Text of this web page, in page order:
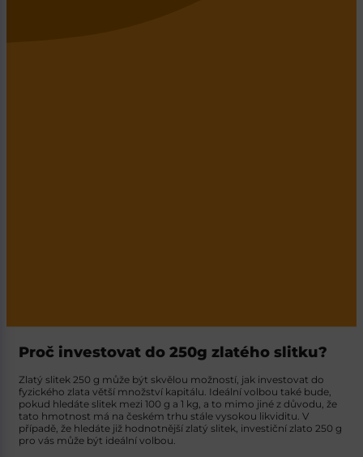
Proč investovat do 250g zlatého slitku?
Zlatý slitek 250 g může být skvělou možností, jak investovat do
fyzického zlata větší množství kapitálu. Ideální volbou také bude,
pokud hledáte slitek mezi 100 g a 1 kg, a to mimo jiné z důvodu, že
tato hmotnost má na českém trhu stále vysokou likviditu. V
případě, že hledáte již hodnotnější zlatý slitek, investiční zlato 250 g
pro vás může být ideální volbou.